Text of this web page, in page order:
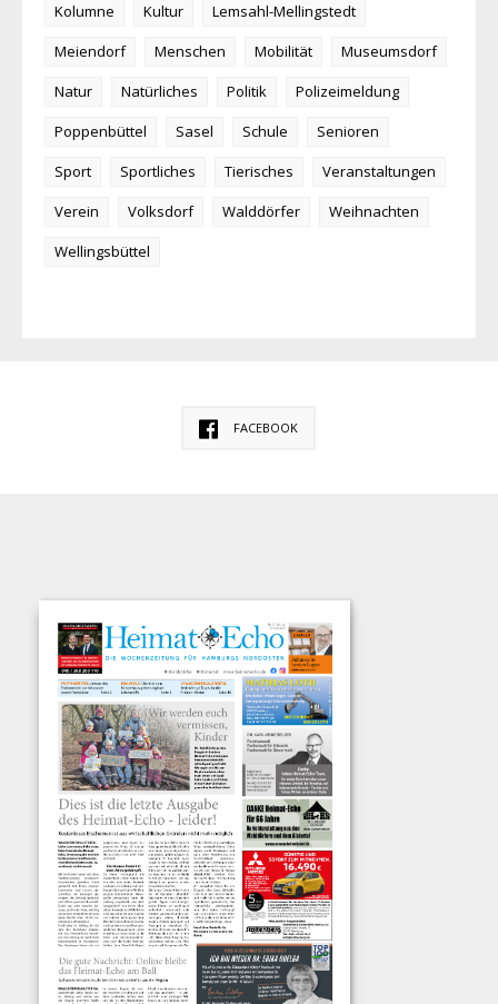
Kolumne
Kultur
Lemsahl-Mellingstedt
Meiendorf
Menschen Mobilität
Museumsdorf
Natur
Natürliches Politik
Polizeimeldung
Poppenbüttel
Sasel Schule
Senioren
Sport
Sportliches Tierisches
Veranstaltungen
Verein
Volksdorf Walddörfer
Weihnachten
Wellingsbüttel
FACEBOOK